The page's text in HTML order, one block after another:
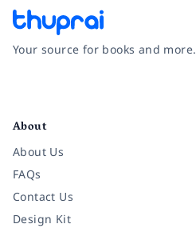
Your source for books and more.
About
About Us
FAQs
Contact Us
Design Kit